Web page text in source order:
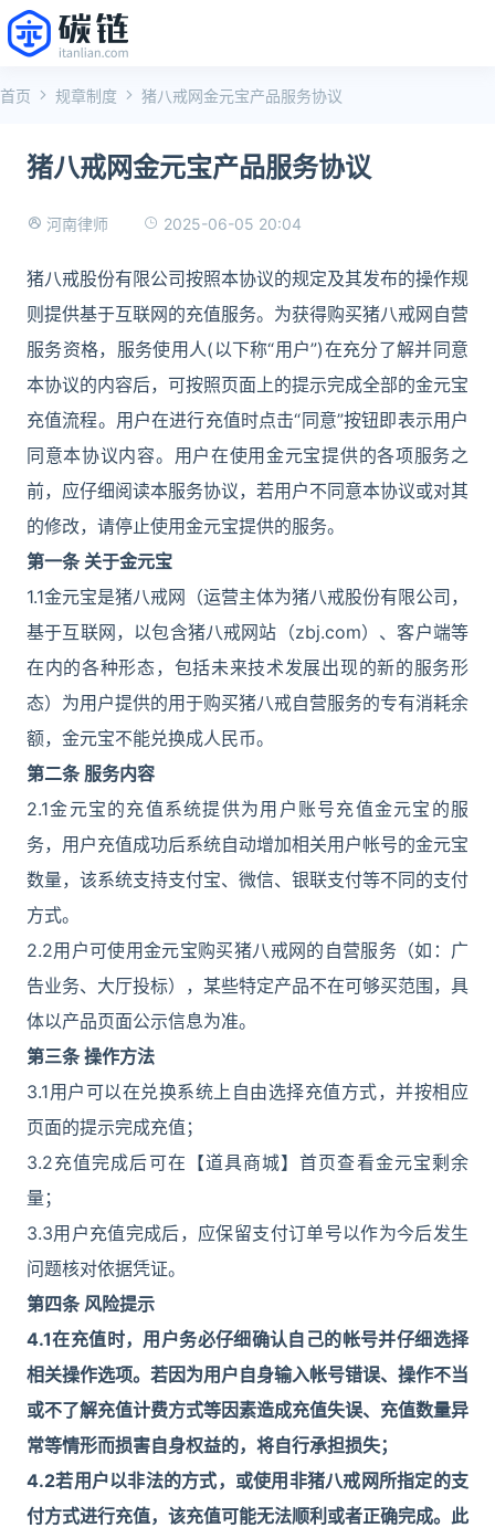
首页 规章制度 猪八戒网金元宝产品服务协议
猪八戒网金元宝产品服务协议
河南律师 2025-06-05 20:04
猪八戒股份有限公司按照本协议的规定及其发布的操作规
则提供基于互联网的充值服务。为获得购买猪八戒网自营
服务资格，服务使用人(以下称“用户”)在充分了解并同意
本协议的内容后，可按照页面上的提示完成全部的金元宝
充值流程。用户在进行充值时点击“同意”按钮即表示用户
同意本协议内容。用户在使用金元宝提供的各项服务之
前，应仔细阅读本服务协议，若用户不同意本协议或对其
的修改，请停止使用金元宝提供的服务。
第一条 关于金元宝
1.1金元宝是猪八戒网（运营主体为猪八戒股份有限公司，
基于互联网，以包含猪八戒网站（zbj.com）、客户端等
在内的各种形态，包括未来技术发展出现的新的服务形
态）为用户提供的用于购买猪八戒自营服务的专有消耗余
额，金元宝不能兑换成人民币。
第二条 服务内容
2.1金元宝的充值系统提供为用户账号充值金元宝的服
务，用户充值成功后系统自动增加相关用户帐号的金元宝
数量，该系统支持支付宝、微信、银联支付等不同的支付
方式。
2.2用户可使用金元宝购买猪八戒网的自营服务（如：广
告业务、大厅投标），某些特定产品不在可够买范围，具
体以产品页面公示信息为准。
第三条 操作方法
3.1用户可以在兑换系统上自由选择充值方式，并按相应
页面的提示完成充值；
3.2充值完成后可在【道具商城】首页查看金元宝剩余
量；
3.3用户充值完成后，应保留支付订单号以作为今后发生
问题核对依据凭证。
第四条 风险提示
4.1在充值时，用户务必仔细确认自己的帐号并仔细选择
相关操作选项。若因为用户自身输入帐号错误、操作不当
或不了解充值计费方式等因素造成充值失误、充值数量异
常等情形而损害自身权益的，将自行承担损失；
4.2若用户以非法的方式，或使用非猪八戒网所指定的支
付方式进行充值，该充值可能无法顺利或者正确完成。此